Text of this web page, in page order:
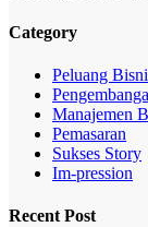
Category
Peluang
Manajemen
Pemasaran
Sukses Story
Im-pression
Recent Post